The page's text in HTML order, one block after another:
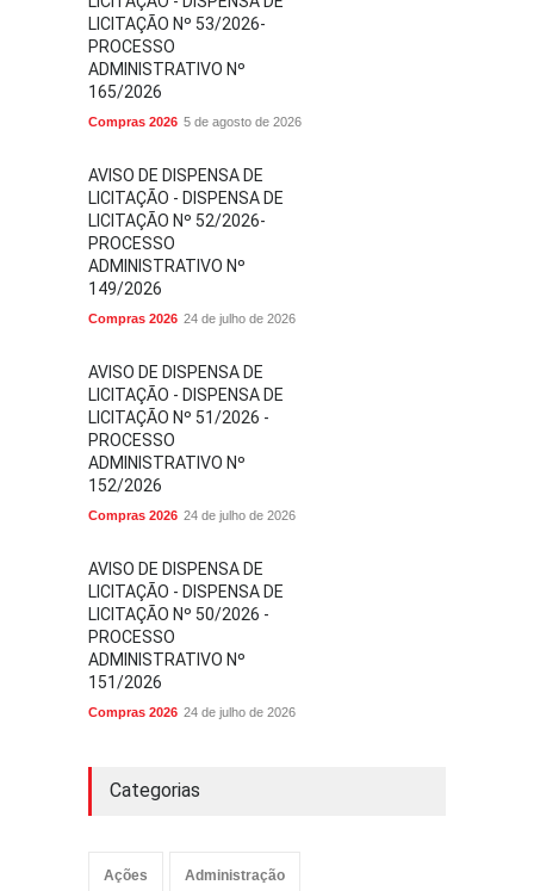
LICITAÇÃO Nº 53/2026-
PROCESSO
ADMINISTRATIVO Nº
165/2026
Compras 2026 5 de agosto de 2026
AVISO DE DISPENSA DE
LICITAÇÃO - DISPENSA DE
LICITAÇÃO Nº 52/2026-
PROCESSO
ADMINISTRATIVO Nº
149/2026
Compras 2026 24 de julho de 2026
AVISO DE DISPENSA DE
LICITAÇÃO - DISPENSA DE
LICITAÇÃO Nº 51/2026 -
PROCESSO
ADMINISTRATIVO Nº
152/2026
Compras 2026 24 de julho de 2026
AVISO DE DISPENSA DE
LICITAÇÃO - DISPENSA DE
LICITAÇÃO Nº 50/2026 -
PROCESSO
ADMINISTRATIVO Nº
151/2026
Compras 2026 24 de julho de 2026
Categorias
Ações Administração